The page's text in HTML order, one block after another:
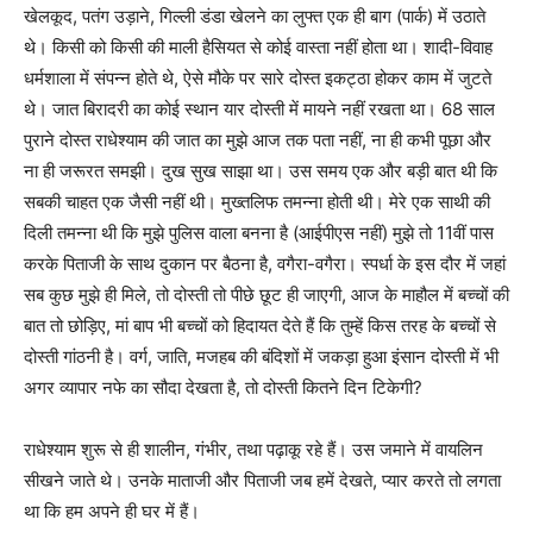
खेलकूद, पतंग उड़ाने, गिल्ली डंडा खेलने का लुफ्त एक ही बाग (पार्क) में उठाते
थे। किसी को किसी की माली हैसियत से कोई वास्ता नहीं होता था। शादी-विवाह
धर्मशाला में संपन्न होते थे, ऐसे मौके पर सारे दोस्त इकट्ठा होकर काम में जुटते
थे। जात बिरादरी का कोई स्थान यार दोस्ती में मायने नहीं रखता था। 68 साल
पुराने दोस्त राधेश्याम की जात का मुझे आज तक पता नहीं, ना ही कभी पूछा और
ना ही जरूरत समझी। दुख सुख साझा था। उस समय एक और बड़ी बात थी कि
सबकी चाहत एक जैसी नहीं थी। मुख्तलिफ तमन्ना होती थी। मेरे एक साथी की
दिली तमन्ना थी कि मुझे पुलिस वाला बनना है (आईपीएस नहीं) मुझे तो 11वीं पास
करके पिताजी के साथ दुकान पर बैठना है, वगैरा-वगैरा। स्पर्धा के इस दौर में जहां
सब कुछ मुझे ही मिले, तो दोस्ती तो पीछे छूट ही जाएगी, आज के माहौल में बच्चों की
बात तो छोड़िए, मां बाप भी बच्चों को हिदायत देते हैं कि तुम्हें किस तरह के बच्चों से
दोस्ती गांठनी है। वर्ग, जाति, मजहब की बंदिशों में जकड़ा हुआ इंसान दोस्ती में भी
अगर व्यापार नफे का सौदा देखता है, तो दोस्ती कितने दिन टिकेगी?
राधेश्याम शुरू से ही शालीन, गंभीर, तथा पढ़ाकू रहे हैं। उस जमाने में वायलिन
सीखने जाते थे। उनके माताजी और पिताजी जब हमें देखते, प्यार करते तो लगता
था कि हम अपने ही घर में हैं।